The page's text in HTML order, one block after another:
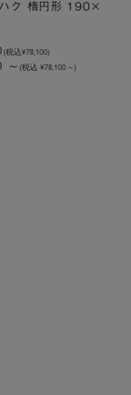
ク 楕円形 190×
(税込¥78,100)
～ (税込 ¥78,100～)